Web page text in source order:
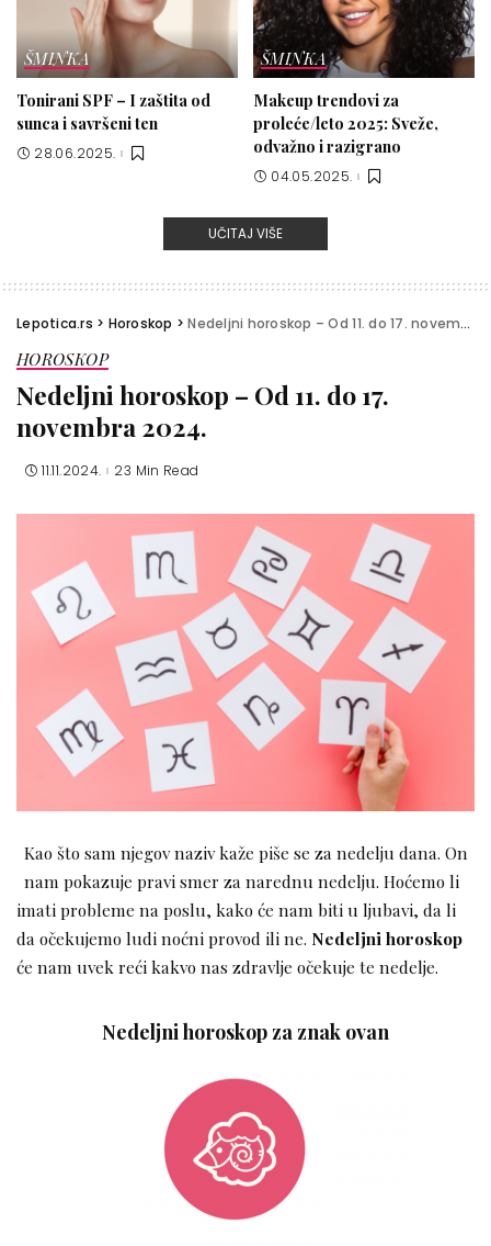
ŠMINKA
Tonirani SPF – I zaštita od
sunca i savršeni ten
28.06.2025.
ŠMINKA
Makeup trendovi za
proleće/leto 2025: Sveže,
odvažno i razigrano
04.05.2025.
UČITAJ VIŠE
Lepotica.rs > Horoskop >Nedeljni horoskop – Od 11. do 17. novembra 2024.
HOROSKOP
Nedeljni horoskop – Od 11. do 17.
novembra 2024.
11.11.2024. 23 Min Read
Kao što sam njegov naziv kaže piše se za nedelju dana. On
nam pokazuje pravi smer za narednu nedelju. Hoćemo li
imati probleme na poslu, kako će nam biti u ljubavi, da li
da očekujemo ludi noćni provod ili ne. Nedeljni horoskop
će nam uvek reći kakvo nas zdravlje očekuje te nedelje.
Nedeljni horoskop za znak ovan